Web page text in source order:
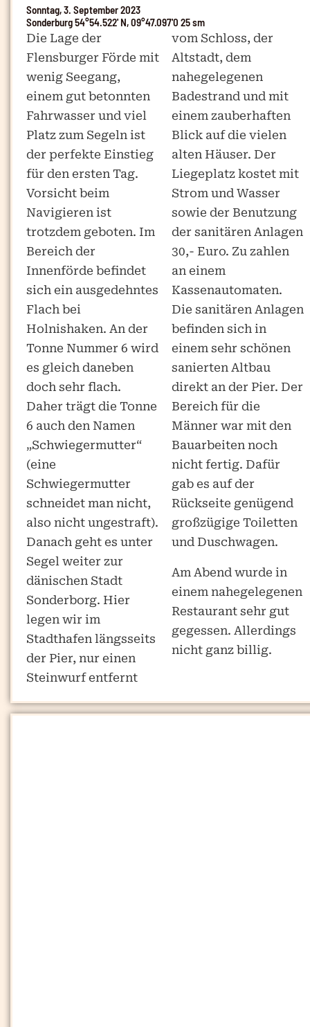
Sonntag, 3. September 2023
Sonderburg 54°54.522' N, 09°47.097'0 25 sm
Die Lage der
Flensburger Förde mit
wenig Seegang,
einem gut betonnten
Fahrwasser und viel
Platz zum Segeln ist
der perfekte Einstieg
für den ersten Tag.
Vorsicht beim
Navigieren ist
trotzdem geboten. Im
Bereich der
Innenförde befindet
sich ein ausgedehntes
Flach bei
Holnishaken. An der
Tonne Nummer 6 wird
es gleich daneben
doch sehr flach.
Daher trägt die Tonne
6 auch den Namen
„Schwiegermutter“
(eine
Schwiegermutter
schneidet man nicht,
also nicht ungestraft).
Danach geht es unter
Segel weiter zur
dänischen Stadt
Sonderborg. Hier
legen wir im
Stadthafen längsseits
der Pier, nur einen
Steinwurf entfernt
vom Schloss, der
Altstadt, dem
nahegelegenen
Badestrand und mit
einem zauberhaften
Blick auf die vielen
alten Häuser. Der
Liegeplatz kostet mit
Strom und Wasser
sowie der Benutzung
der sanitären Anlagen
30,- Euro. Zu zahlen
an einem
Kassenautomaten.
Die sanitären Anlagen
befinden sich in
einem sehr schönen
sanierten Altbau
direkt an der Pier. Der
Bereich für die
Männer war mit den
Bauarbeiten noch
nicht fertig. Dafür
gab es auf der
Rückseite genügend
großzügige Toiletten
und Duschwagen.
Am Abend wurde in
einem nahegelegenen
Restaurant sehr gut
gegessen. Allerdings
nicht ganz billig.